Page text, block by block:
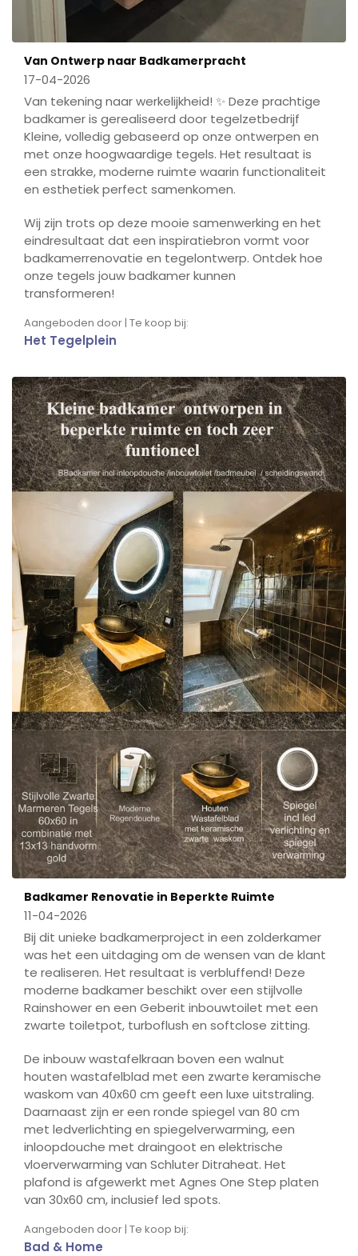
Van Ontwerp naar Badkamerpracht
17-04-2026
Van tekening naar werkelijkheid! ✨ Deze prachtige
badkamer is gerealiseerd door tegelzetbedrijf
Kleine, volledig gebaseerd op onze ontwerpen en
met onze hoogwaardige tegels. Het resultaat is
een strakke, moderne ruimte waarin functionaliteit
en esthetiek perfect samenkomen.
Wij zijn trots op deze mooie samenwerking en het
eindresultaat dat een inspiratiebron vormt voor
badkamerrenovatie en tegelontwerp. Ontdek hoe
onze tegels jouw badkamer kunnen
transformeren!
Aangeboden door | Te koop bij:
Het Tegelplein
Badkamer Renovatie in Beperkte Ruimte
11-04-2026
Bij dit unieke badkamerproject in een zolderkamer
was het een uitdaging om de wensen van de klant
te realiseren. Het resultaat is verbluffend! Deze
moderne badkamer beschikt over een stijlvolle
Rainshower en een Geberit inbouwtoilet met een
zwarte toiletpot, turboflush en softclose zitting.
De inbouw wastafelkraan boven een walnut
houten wastafelblad met een zwarte keramische
waskom van 40x60 cm geeft een luxe uitstraling.
Daarnaast zijn er een ronde spiegel van 80 cm
met ledverlichting en spiegelverwarming, een
inloopdouche met draingoot en elektrische
vloerverwarming van Schluter Ditraheat. Het
plafond is afgewerkt met Agnes One Step platen
van 30x60 cm, inclusief led spots.
Aangeboden door | Te koop bij:
Bad & Home